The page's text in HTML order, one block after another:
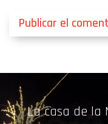
La casa de la